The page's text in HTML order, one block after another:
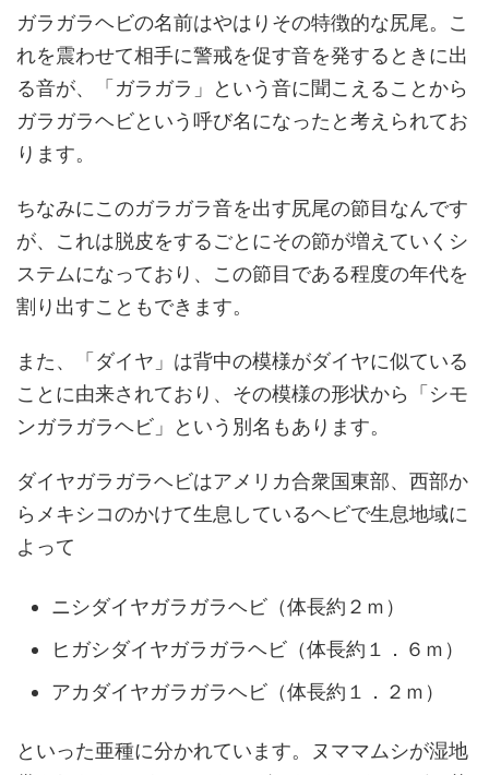
ガラガラヘビの名前はやはりその特徴的な尻尾。こ
れを震わせて相手に警戒を促す音を発するときに出
る音が、「ガラガラ」という音に聞こえることから
ガラガラヘビという呼び名になったと考えられてお
ります。
ちなみにこのガラガラ音を出す尻尾の節目なんです
が、これは脱皮をするごとにその節が増えていくシ
ステムになっており、この節目である程度の年代を
割り出すこともできます。
また、「ダイヤ」は背中の模様がダイヤに似ている
ことに由来されており、その模様の形状から「シモ
ンガラガラヘビ」という別名もあります。
ダイヤガラガラヘビはアメリカ合衆国東部、西部か
らメキシコのかけて生息しているヘビで生息地域に
よって
ニシダイヤガラガラヘビ（体長約２ｍ）
ヒガシダイヤガラガラヘビ（体長約１．６ｍ）
アカダイヤガラガラヘビ（体長約１．２ｍ）
といった亜種に分かれています。ヌママムシが湿地